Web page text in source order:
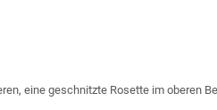
eine geschnitzte Rosette im oberen